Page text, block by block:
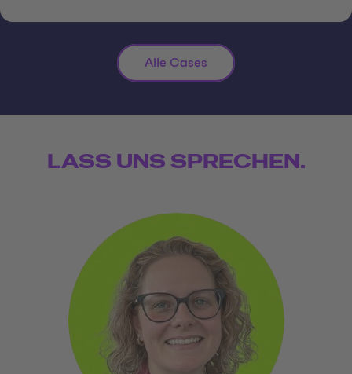
Alle Cases
LASS UNS SPRECHEN.